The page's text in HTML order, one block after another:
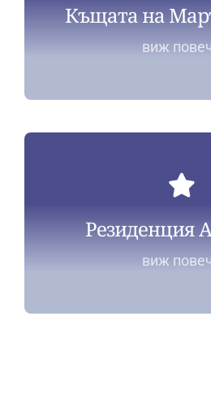
Къщата на
виж
Резиденция
виж